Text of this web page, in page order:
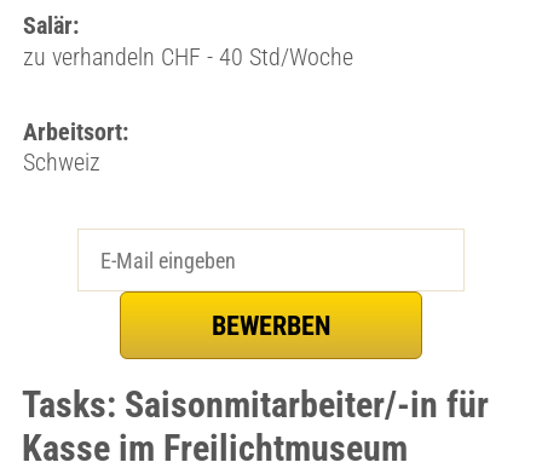
Salär:
zu verhandeln CHF - 40 Std/Woche
Arbeitsort:
Schweiz
Tasks: Saisonmitarbeiter/-in für
Kasse im Freilichtmuseum